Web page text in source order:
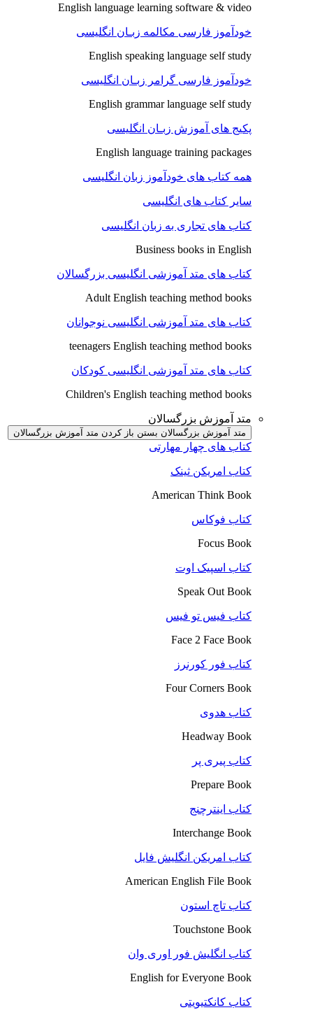
English language learning software & video
خودآموز فارسی مکالمه زبـان انگلیسی
English speaking language self study
خودآموز فارسی گرامر زبـان انگلیسی
English grammar language self study
پکیج های آموزش زبـان انگلیسی
English language training packages
همه کتاب های خودآموز زبان انگلیسی
سایر کتاب های انگلیسی
کتاب های تجاری به زبان انگلیسی
Business books in English
کتاب های متد آموزشی انگلیسی بزرگسالان
Adult English teaching method books
کتاب های متد آموزشی انگلیسی نوجوانان
teenagers English teaching method books
کتاب های متد آموزشی انگلیسی کودکان
Children's English teaching method books
متد آموزش بزرگسالان
متد آموزش بزرگسالان بستن باز کردن متد آموزش بزرگسالان
کتاب های چهار مهارتی
کتاب امریکن ثینک
American Think Book
کتاب فوکاس
Focus Book
کتاب اسپیک اوت
Speak Out Book
کتاب فیس تو فیس
Face 2 Face Book
کتاب فور کورنرز
Four Corners Book
کتاب هدوی
Headway Book
کتاب پیری پر
Prepare Book
کتاب اینترچنج
Interchange Book
کتاب امریکن انگلیش فایل
American English File Book
کتاب تاچ استون
Touchstone Book
کتاب انگلیش فور اوری وان
English for Everyone Book
کتاب کانکتیویتی